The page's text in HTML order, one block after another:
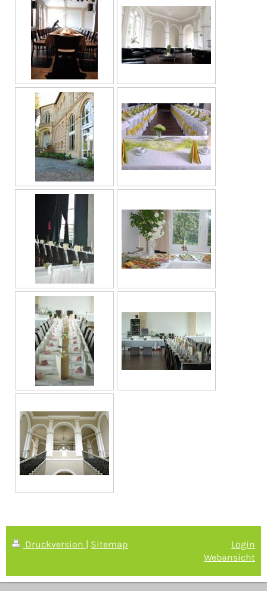
Druckversion Sitemap
Login
Webansicht